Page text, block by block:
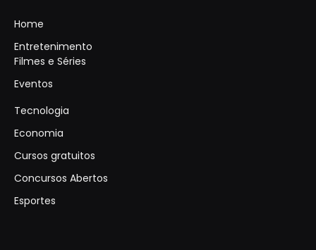
Home
Entretenimento
Filmes e Séries
Eventos
Tecnologia
Economia
Cursos gratuitos
Concursos Abertos
Esportes